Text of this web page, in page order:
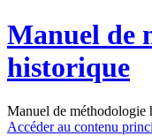
Manuel de
historique
Manuel de méthodologie
Accéder au contenu